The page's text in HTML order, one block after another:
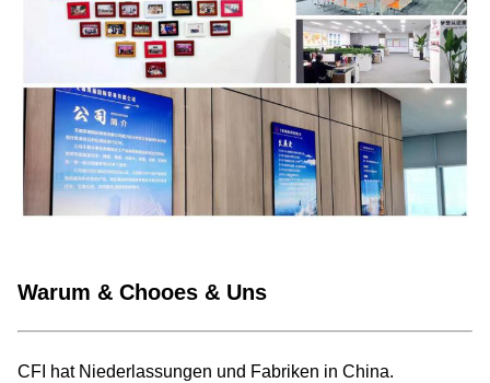
Warum & Chooes & Uns
CFI hat Niederlassungen und Fabriken in China.